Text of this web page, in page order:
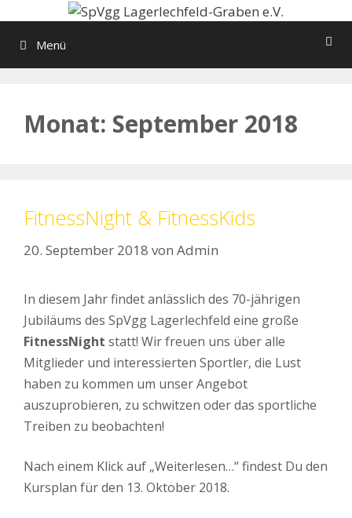
springen
Menü
Monat: September 2018
FitnessNight & FitnessKids
20. September 2018 von Admin
In diesem Jahr findet anlässlich des 70-jährigen
Jubiläums des SpVgg Lagerlechfeld eine große
FitnessNight statt! Wir freuen uns über alle
Mitglieder und interessierten Sportler, die Lust
haben zu kommen um unser Angebot
auszuprobieren, zu schwitzen oder das sportliche
Treiben zu beobachten!
Nach einem Klick auf „Weiterlesen…“ findest Du den
Kursplan für den 13. Oktober 2018.